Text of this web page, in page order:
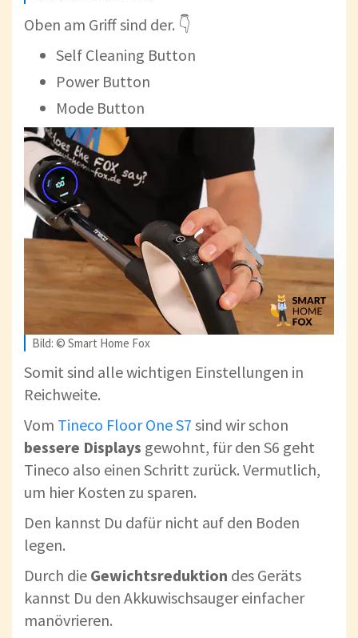
Oben am Griff sind der. 👇
Self Cleaning Button
Power Button
Mode Button
Bild: © Smart Home Fox
Somit sind alle wichtigen Einstellungen in
Reichweite.
Vom Tineco Floor One S7 sind wir schon
bessere Displays gewohnt, für den S6 geht
Tineco also einen Schritt zurück. Vermutlich,
um hier Kosten zu sparen.
Den kannst Du dafür nicht auf den Boden
legen.
Durch die Gewichtsreduktion des Geräts
kannst Du den Akkuwischsauger einfacher
manövrieren.